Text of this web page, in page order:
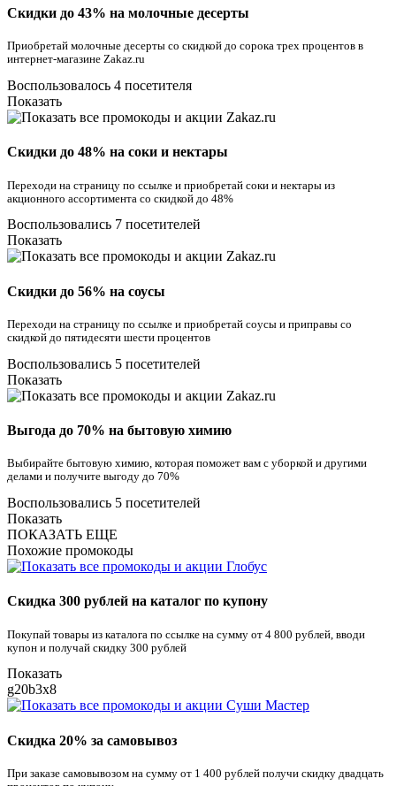
Скидки до 43% на молочные десерты
Приобретай молочные десерты со скидкой до сорока трех процентов в
интернет-магазине Zakaz.ru
Воспользовалось 4 посетителя
Показать
Скидки до 48% на соки и нектары
Переходи на страницу по ссылке и приобретай соки и нектары из
акционного ассортимента со скидкой до 48%
Воспользовались 7 посетителей
Показать
Скидки до 56% на соусы
Переходи на страницу по ссылке и приобретай соусы и приправы со
скидкой до пятидесяти шести процентов
Воспользовались 5 посетителей
Показать
Выгода до 70% на бытовую химию
Выбирайте бытовую химию, которая поможет вам с уборкой и другими
делами и получите выгоду до 70%
Воспользовались 5 посетителей
Показать
ПОКАЗАТЬ ЕЩЕ
Похожие промокоды
Скидка 300 рублей на каталог по купону
Покупай товары из каталога по ссылке на сумму от 4 800 рублей, вводи
купон и получай скидку 300 рублей
Показать
g20b3x8
Скидка 20% за самовывоз
При заказе самовывозом на сумму от 1 400 рублей получи скидку двадцать